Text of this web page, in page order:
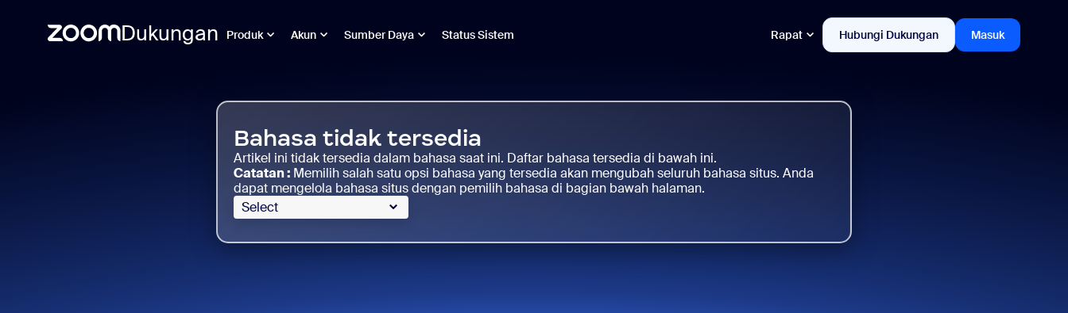
Dukungan Produk Akun Sumber Daya Status Sistem Rapat Hubungi Dukungan Masuk
Bahasa tidak tersedia
Artikel ini tidak tersedia dalam bahasa saat ini. Daftar bahasa tersedia di bawah ini.
Catatan : Memilih salah satu opsi bahasa yang tersedia akan mengubah seluruh bahasa situs. Anda
dapat mengelola bahasa situs dengan pemilih bahasa di bagian bawah halaman.
Select